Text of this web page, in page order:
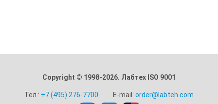
Copyright © 1998-2026. Лабтех ISO 9001
Тел.: +7 (495) 276-7700 E-mail: order@labteh.com